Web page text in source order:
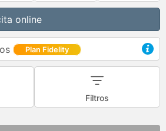
online
Plan Fidelity
Filtros